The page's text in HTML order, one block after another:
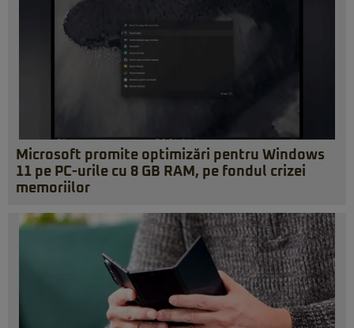
Microsoft promite optimizări pentru Windows
11 pe PC-urile cu 8 GB RAM, pe fondul crizei
memoriilor